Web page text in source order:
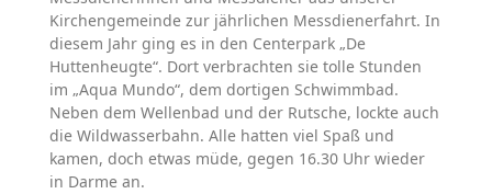
Kirchengemeinde zur jährlichen Messdienerfahrt. In
diesem Jahr ging es in den Centerpark „De
Huttenheugte“. Dort verbrachten sie tolle Stunden
im „Aqua Mundo“, dem dortigen Schwimmbad.
Neben dem Wellenbad und der Rutsche, lockte auch
die Wildwasserbahn. Alle hatten viel Spaß und
kamen, doch etwas müde, gegen 16.30 Uhr wieder
in Darme an.